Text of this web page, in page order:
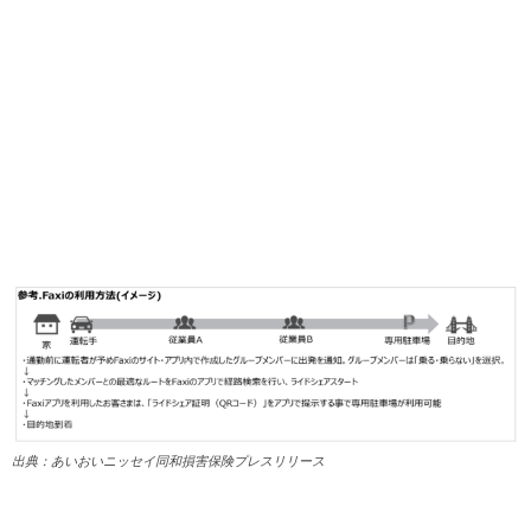
出典：あいおいニッセイ同和損害保険プレスリリース